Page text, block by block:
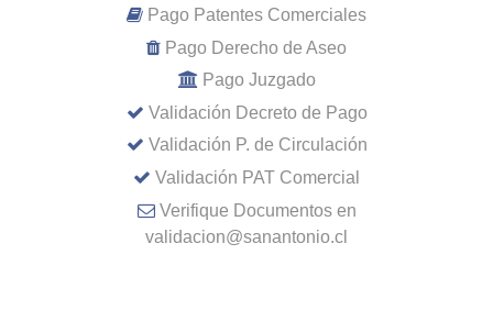
Pago Patentes Comerciales
Pago Derecho de Aseo
Pago Juzgado
Validación Decreto de Pago
Validación P. de Circulación
Validación PAT Comercial
Verifique Documentos en
validacion@sanantonio.cl